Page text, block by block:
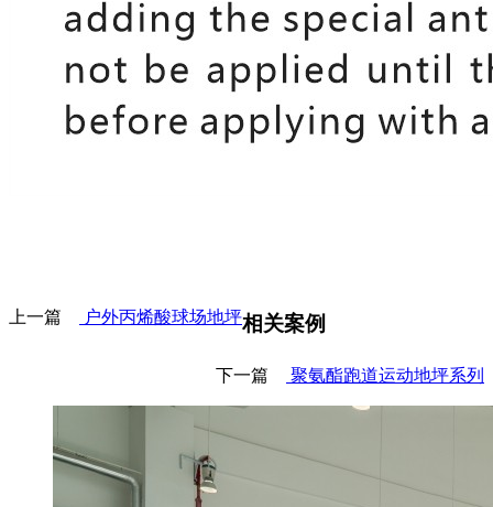
上一篇 户外丙烯酸球场地坪
下一篇 聚氨酯跑道运动地坪系列
相关案例